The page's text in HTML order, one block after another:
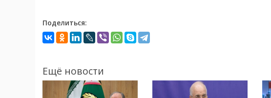
Поделиться:
Ещё новости